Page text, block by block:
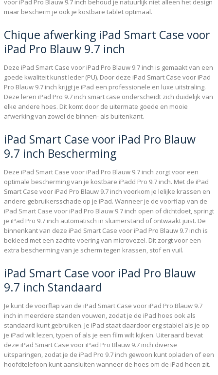
voor iPad Pro Blauw 9.7 inch behoud je natuurlijk niet alleen het design
maar bescherm je ook je kostbare tablet optimaal.
Chique afwerking iPad Smart Case voor
iPad Pro Blauw 9.7 inch
Deze iPad Smart Case voor iPad Pro Blauw 9.7 inch is gemaakt van een
goede kwaliteit kunst leder (PU). Door deze iPad Smart Case voor iPad
Pro Blauw 9.7 inch krijgt je iPad een professionele en luxe uitstraling.
Deze leren iPad Pro 9.7 inch smart case onderscheidt zich duidelijk van
elke andere hoes. Dit komt door de uitermate goede en mooie
afwerking van zowel de binnen- als buitenkant.
iPad Smart Case voor iPad Pro Blauw
9.7 inch Bescherming
Deze iPad Smart Case voor iPad Pro Blauw 9.7 inch zorgt voor een
optimale bescherming van je kostbare iPadd Pro 9.7 inch. Met de iPad
Smart Case voor iPad Pro Blauw 9.7 inch voorkom je lelijke krassen en
andere gebruikersschade op je iPad. Wanneer je de voorflap van de
iPad Smart Case voor iPad Pro Blauw 9.7 inch open of dichtdoet, springt
je iPad Pro 9.7 inch automatisch in sluimerstand of ontwaakt juist. De
binnenkant van deze iPad Smart Case voor iPad Pro Blauw 9.7 inch is
bekleed met een zachte voering van microvezel. Dit zorgt voor een
extra bescherming van je scherm tegen krassen, stof en vuil.
iPad Smart Case voor iPad Pro Blauw
9.7 inch Standaard
Je kunt de voorflap van de iPad Smart Case voor iPad Pro Blauw 9.7
inch in meerdere standen vouwen, zodat je de iPad hoes ook als
standaard kunt gebruiken. Je iPad staat daardoor erg stabiel als je op
je iPad wilt lezen, typen of als je een film wilt kijken. Uiteraard bevat
deze iPad Smart Case voor iPad Pro Blauw 9.7 inch diverse
uitsparingen, zodat je de iPad Pro 9.7 inch gewoon kunt opladen of een
hoofdtelefoon kunt aansluiten wanneer de hoes om de iPad heen zit.